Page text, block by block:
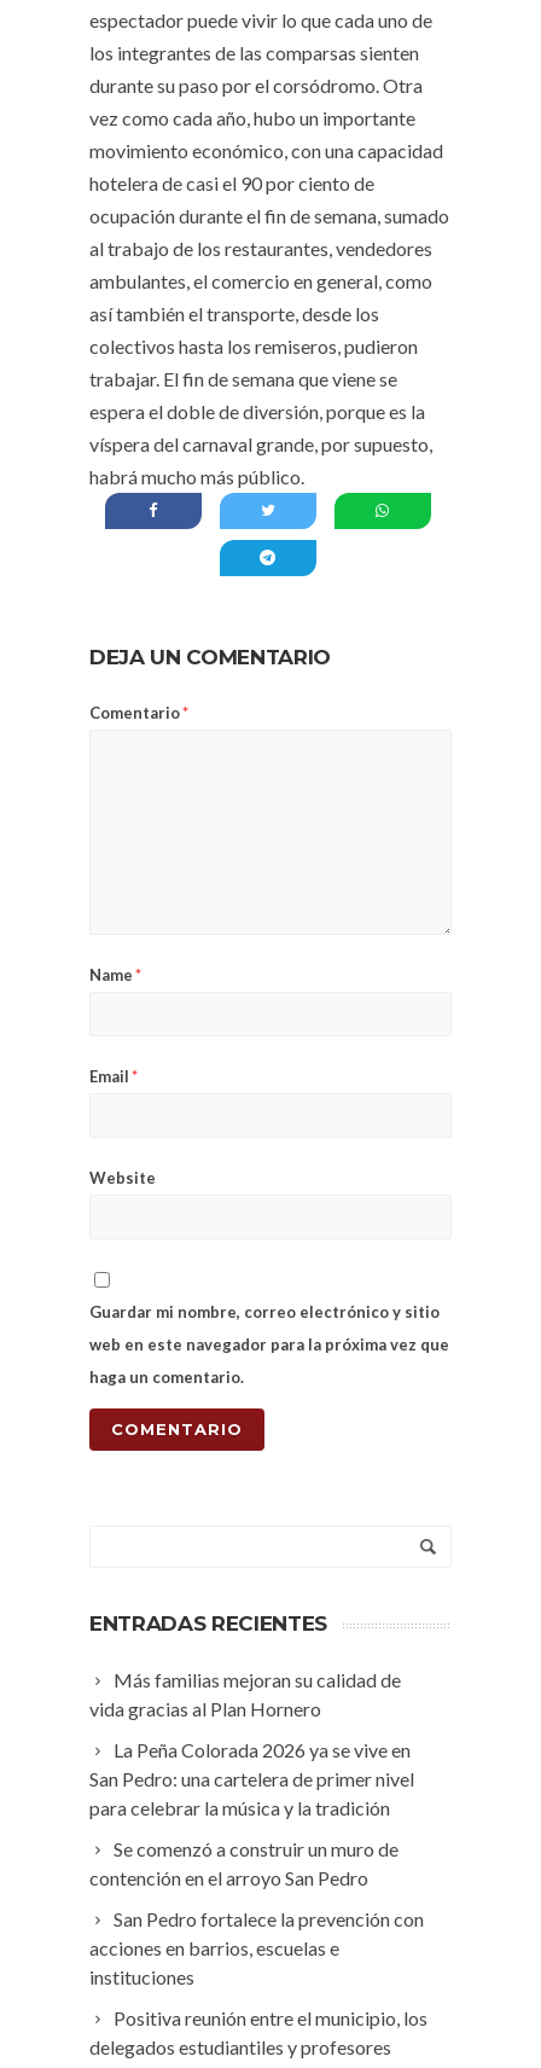
espectador puede vivir lo que cada uno de
los integrantes de las comparsas sienten
durante su paso por el corsódromo. Otra
vez como cada año, hubo un importante
movimiento económico, con una capacidad
hotelera de casi el 90 por ciento de
ocupación durante el fin de semana, sumado
al trabajo de los restaurantes, vendedores
ambulantes, el comercio en general, como
así también el transporte, desde los
colectivos hasta los remiseros, pudieron
trabajar. El fin de semana que viene se
espera el doble de diversión, porque es la
víspera del carnaval grande, por supuesto,
habrá mucho más público.
DEJA UN COMENTARIO
Comentario*
Name*
Email*
Website
Guardar mi nombre, correo electrónico y sitio
web en este navegador para la próxima vez que
haga un comentario.
ENTRADAS RECIENTES
Más familias mejoran su calidad de
vida gracias al Plan Hornero
La Peña Colorada 2026 ya se vive en
San Pedro: una cartelera de primer nivel
para celebrar la música y la tradición
Se comenzó a construir un muro de
contención en el arroyo San Pedro
San Pedro fortalece la prevención con
acciones en barrios, escuelas e
instituciones
Positiva reunión entre el municipio, los
delegados estudiantiles y profesores